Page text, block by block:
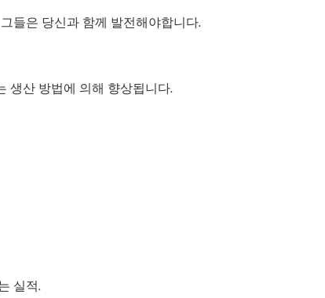
들은 당신과 함께 발전해야합니다.
생산 방법에 의해 향상됩니다.
실적.